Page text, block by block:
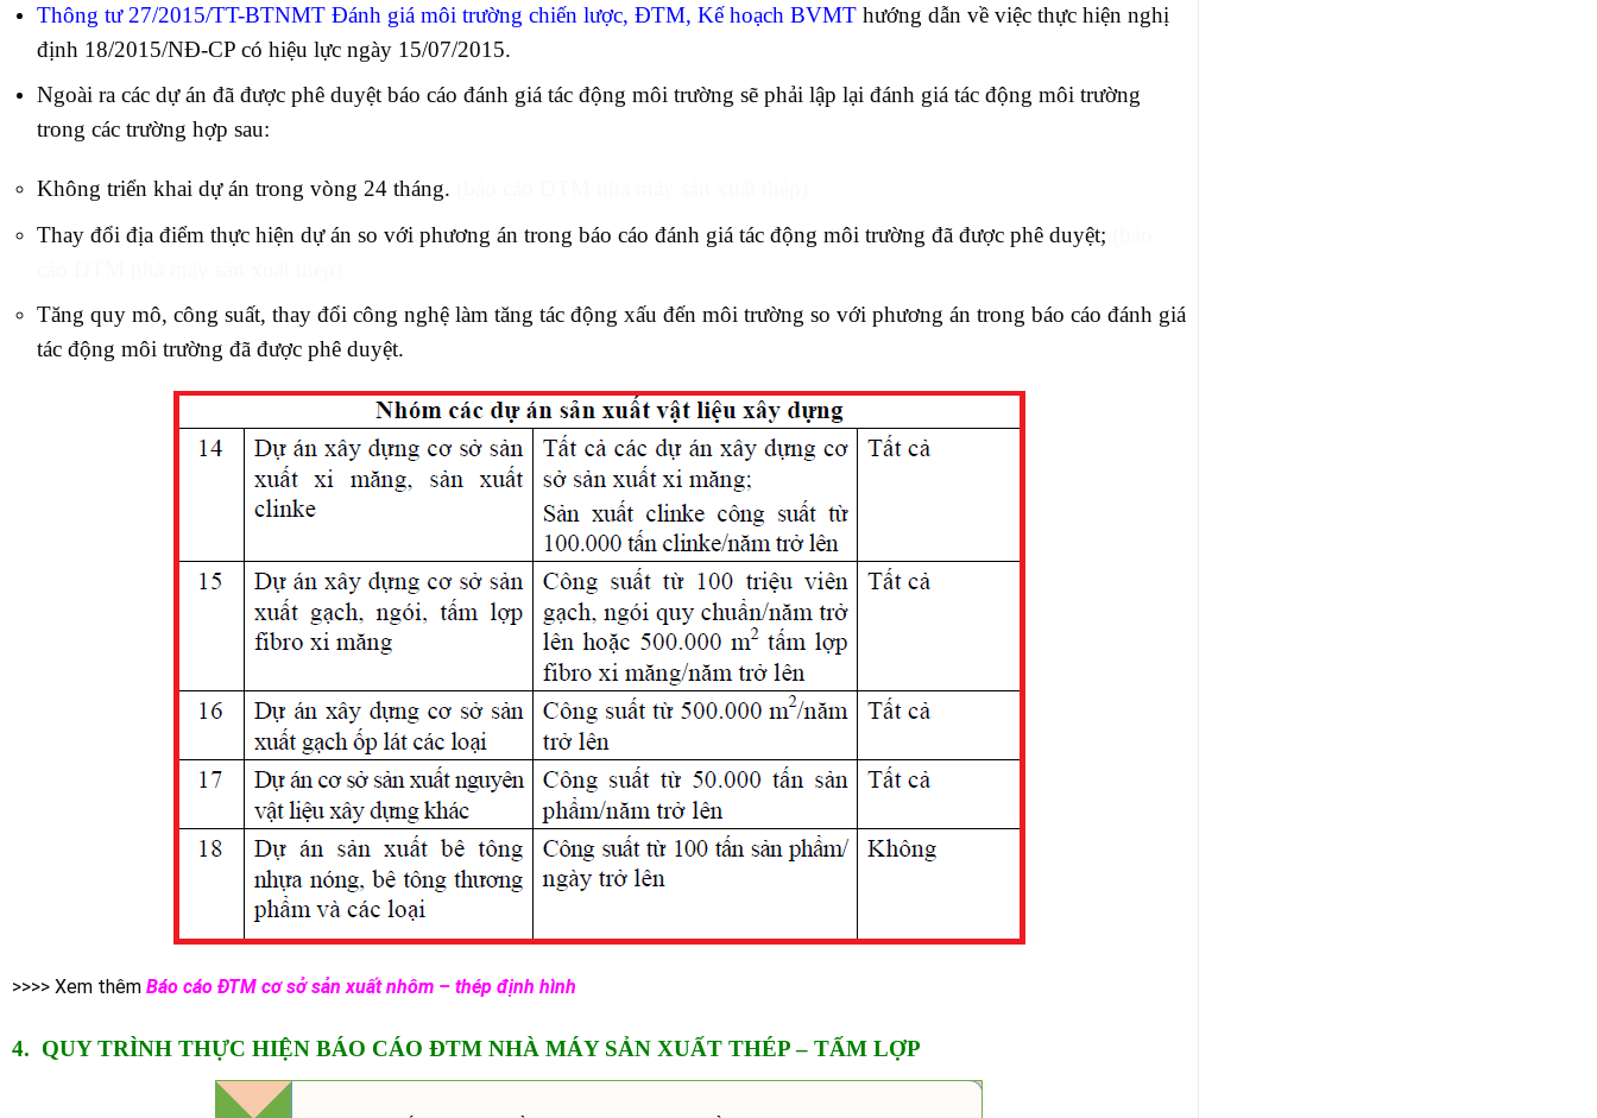
Thông tư 27/2015/TT-BTNMT Đánh giá môi trường chiến lược, ĐTM, Kế hoạch BVMThướng dẫn về việc thực hiện nghị
định 18/2015/NĐ-CP có hiệu lực ngày 15/07/2015.
Ngoài ra các dự án đã được phê duyệt báo cáo đánh giá tác động môi trường sẽ phải lập lại đánh giá tác động môi trường
trong các trường hợp sau:
Không triển khai dự án trong vòng 24 tháng.
Thay đổi địa điểm thực hiện dự án so với phương án trong báo cáo đánh giá tác động môi trường đã được phê duyệt;
Tăng quy mô, công suất, thay đổi công nghệ làm tăng tác động xấu đến môi trường so với phương án trong báo cáo đánh giá
tác động môi trường đã được phê duyệt.
>>>> Xem thêm Báo cáo ĐTM cơ sở sản xuất nhôm – thép định hình
4. QUY TRÌNH THỰC HIỆN BÁO CÁO ĐTM NHÀ MÁY SẢN XUẤT THÉP – TẤM LỢP